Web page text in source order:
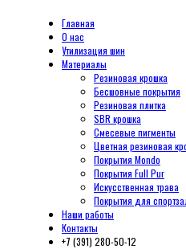
Главная
О нас
Утилизация шин
Материалы
Резиновая крошка
Бесшовные покрытия
Резиновая плитка
SBR крошка
Смесевые пигменты
Цветная резиновая
Покрытия Mondo
Покрытия Full Pur
Искусственная трава
Покрытия для
Наши работы
Контакты
+7 (391) 280-50-12